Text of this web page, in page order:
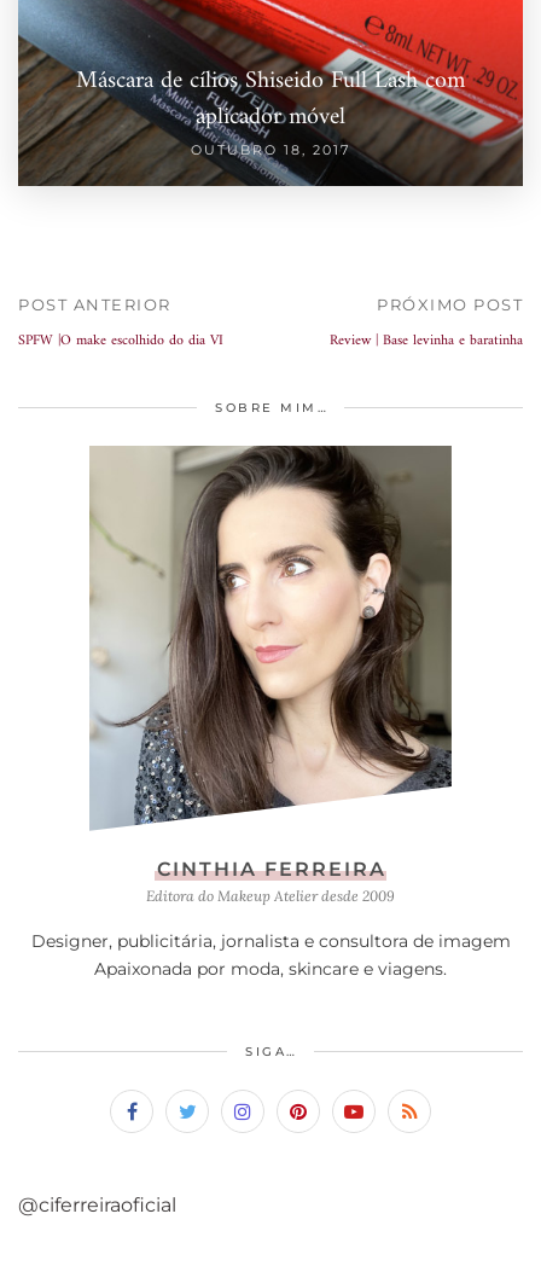
Máscara de cílios Shiseido Full Lash com
aplicador móvel
OUTUBRO 18, 2017
POST ANTERIOR
SPFW |O make escolhido do dia VI
PRÓXIMO POST
Review | Base levinha e baratinha
SOBRE MIM…
CINTHIA FERREIRA
Editora do Makeup Atelier desde 2009
Designer, publicitária, jornalista e consultora de imagem
Apaixonada por moda, skincare e viagens.
SIGA…
@ciferreiraoficial